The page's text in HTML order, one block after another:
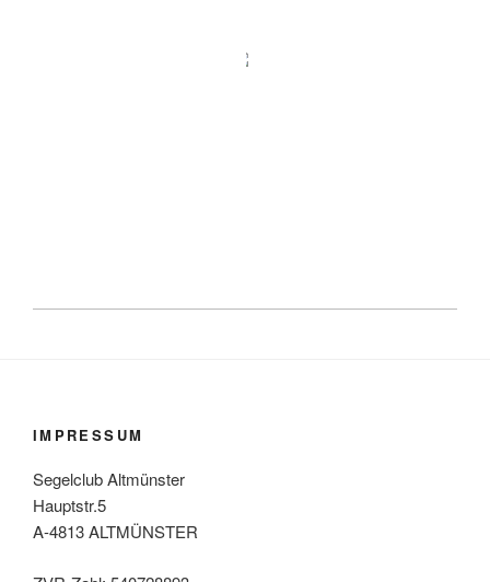
IMPRESSUM
Segelclub Altmünster
Hauptstr.5
A-4813 ALTMÜNSTER